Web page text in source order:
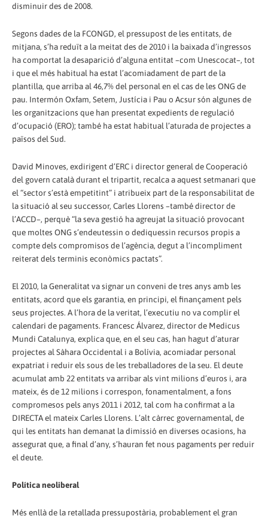
disminuir des de 2008.
Segons dades de la FCONGD, el pressupost de les entitats, de
mitjana, s’ha reduït a la meitat des de 2010 i la baixada d’ingressos
ha comportat la desaparició d’alguna entitat –com Unescocat–, tot
i que el més habitual ha estat l’acomiadament de part de la
plantilla, que arriba al 46,7% del personal en el cas de les ONG de
pau. Intermón Oxfam, Setem, Justícia i Pau o Acsur són algunes de
les organitzacions que han presentat expedients de regulació
d’ocupació (ERO); també ha estat habitual l’aturada de projectes a
països del Sud.
David Minoves, exdirigent d’ERC i director general de Cooperació
del govern català durant el tripartit, recalca a aquest setmanari que
el “sector s’està empetitint” i atribueix part de la responsabilitat de
la situació al seu successor, Carles Llorens –també director de
l’ACCD–, perquè “la seva gestió ha agreujat la situació provocant
que moltes ONG s’endeutessin o dediquessin recursos propis a
compte dels compromisos de l’agència, degut a l’incompliment
reiterat dels terminis econòmics pactats”.
El 2010, la Generalitat va signar un conveni de tres anys amb les
entitats, acord que els garantia, en principi, el finançament pels
seus projectes. A l’hora de la veritat, l’executiu no va complir el
calendari de pagaments. Francesc Álvarez, director de Medicus
Mundi Catalunya, explica que, en el seu cas, han hagut d’aturar
projectes al Sàhara Occidental i a Bolívia, acomiadar personal
expatriat i reduir els sous de les treballadores de la seu. El deute
acumulat amb 22 entitats va arribar als vint milions d’euros i, ara
mateix, és de 12 milions i correspon, fonamentalment, a fons
compromesos pels anys 2011 i 2012, tal com ha confirmat a la
DIRECTA el mateix Carles Llorens. L’alt càrrec governamental, de
qui les entitats han demanat la dimissió en diverses ocasions, ha
assegurat que, a final d’any, s’hauran fet nous pagaments per reduir
el deute.
Política neoliberal
Més enllà de la retallada pressupostària, probablement el gran